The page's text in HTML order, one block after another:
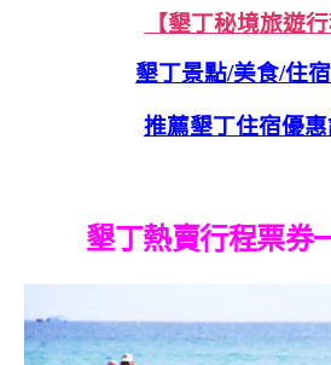
【墾丁秘境旅遊行
墾丁景點/美食/住
推薦墾丁住宿優
墾丁熱賣行程票券